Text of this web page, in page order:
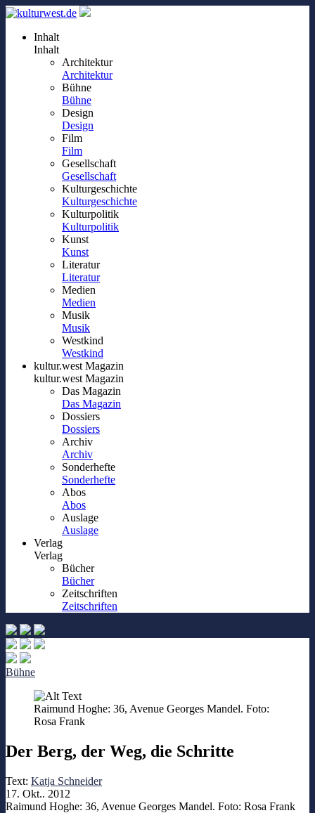
Inhalt
Inhalt
Architektur
Architektur
Bühne
Bühne
Design
Design
Film
Film
Gesellschaft
Gesellschaft
Kulturgeschichte
Kulturgeschichte
Kulturpolitik
Kulturpolitik
Kunst
Kunst
Literatur
Literatur
Medien
Medien
Musik
Musik
Westkind
Westkind
kultur.west Magazin
kultur.west Magazin
Das Magazin
Das Magazin
Dossiers
Dossiers
Archiv
Archiv
Sonderhefte
Sonderhefte
Abos
Abos
Auslage
Auslage
Verlag
Verlag
Bücher
Bücher
Zeitschriften
Zeitschriften
Bühne
Raimund Hoghe: 36, Avenue Georges Mandel. Foto:
Rosa Frank
Der Berg, der Weg, die Schritte
Text: Katja Schneider
17. Okt.. 2012
Raimund Hoghe: 36, Avenue Georges Mandel. Foto: Rosa Frank